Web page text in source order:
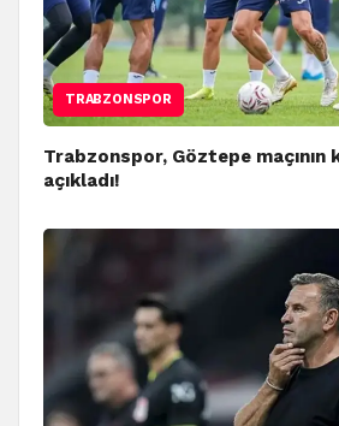
TRABZONSPOR
Trabzonspor, Göztepe maçının
açıkladı!